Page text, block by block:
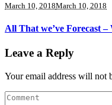
March 10, 2018March 10, 2018
All That we’ve Forecast
Leave a Reply
Your email address will not